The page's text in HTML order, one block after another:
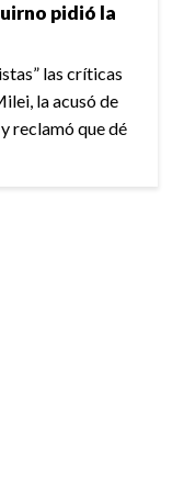
pidió la
las críticas
la acusó de
reclamó que dé